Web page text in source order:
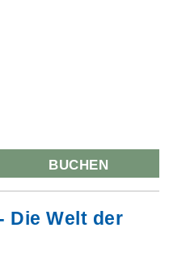
BUCHEN
Die Welt der